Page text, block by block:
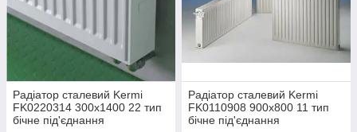
Радіатор сталевий Kermi
FK0220314 300x1400 22 тип
бічне під'єднання
Радіатор сталевий Kermi
FK0110908 900x800 11 тип
бічне під'єднання